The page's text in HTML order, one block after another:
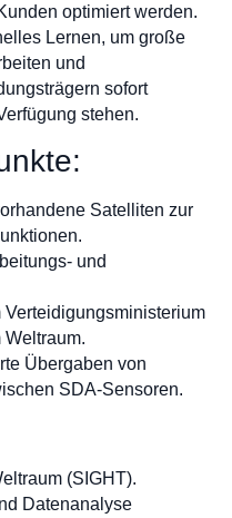
optimiert werden.
Lernen, um große
und
sofort
stehen.
Satelliten zur
und
Weltraum.
Übergaben von
SDA-Sensoren.
(SIGHT).
Datenanalyse